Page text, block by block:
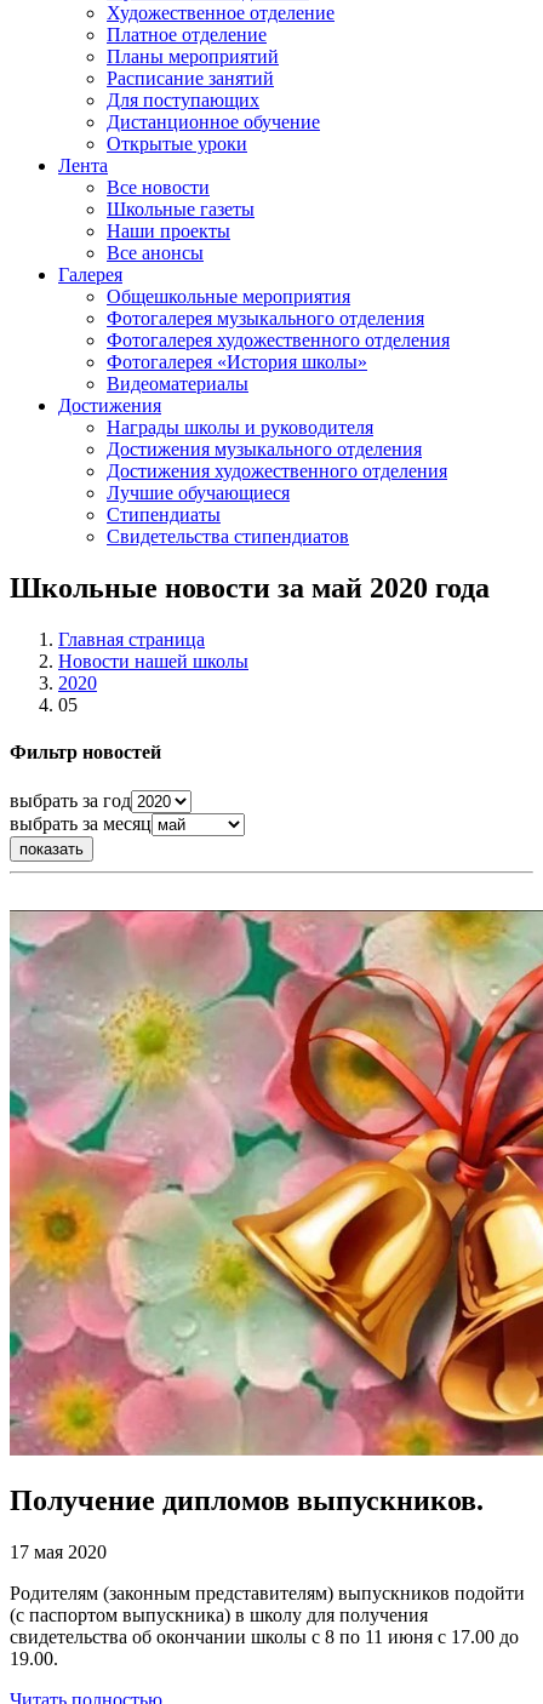
Художественное отделение
Платное отделение
Планы мероприятий
Расписание занятий
Для поступающих
Дистанционное обучение
Открытые уроки
Лента
Все новости
Школьные газеты
Наши проекты
Все анонсы
Галерея
Общешкольные мероприятия
Фотогалерея музыкального отделения
Фотогалерея художественного отделения
Фотогалерея «История школы»
Видеоматериалы
Достижения
Награды школы и руководителя
Достижения музыкального отделения
Достижения художественного отделения
Лучшие обучающиеся
Стипендиаты
Свидетельства стипендиатов
Школьные новости за май 2020 года
Главная страница
Новости нашей школы
2020
05
Фильтр новостей
выбрать за год
выбрать за месяц
Получение дипломов выпускников.
17 мая 2020
Родителям (законным представителям) выпускников подойти
(с паспортом выпускника) в школу для получения
свидетельства об окончании школы с 8 по 11 июня с 17.00 до
19.00.
Читать полностью